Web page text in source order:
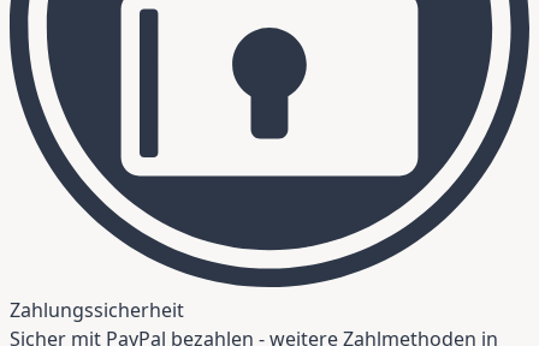
Zahlungssicherheit
Sicher mit PayPal bezahlen - weitere Zahlmethoden in